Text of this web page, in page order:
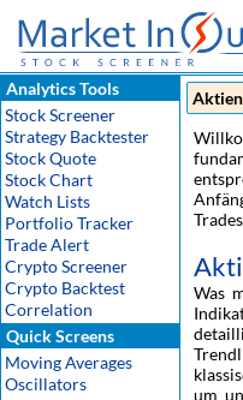
Analytics Tools
Stock Screener
Strategy Backtester
Stock Quote
Stock Chart
Watch Lists
Portfolio Tracker
Trade Alert
Crypto Screener
Crypto Backtest
Correlation
Quick Screens
Moving Averages
Oscillators
Was
um